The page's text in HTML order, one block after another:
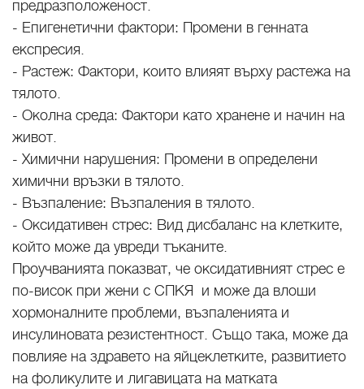
предразположеност.
- Епигенетични фактори: Промени в генната
експресия.
- Растеж: Фактори, които влияят върху растежа на
тялото.
- Околна среда: Фактори като хранене и начин на
живот.
- Химични нарушения: Промени в определени
химични връзки в тялото.
- Възпаление: Възпаления в тялото.
- Оксидативен стрес: Вид дисбаланс на клетките,
който може да увреди тъканите.
Проучванията показват, че оксидативният стрес е
по-висок при жени с СПКЯ и може да влоши
хормоналните проблеми, възпаленията и
инсулиновата резистентност. Също така, може да
повлияе на здравето на яйцеклетките, развитието
на фоликулите и лигавицата на матката